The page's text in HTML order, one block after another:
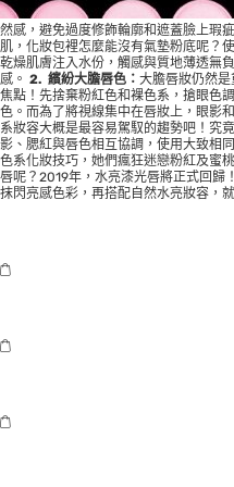
然感，避免過度修飾輪廓和遮蓋臉上瑕
肌，化妝包裡怎麼能沒有氣墊粉底呢？
乾燥肌膚注入水份，觸感與質地薄透無
感。 2. 繽紛大膽唇色： 大膽唇妝仍然
焦點！先捨棄粉紅色和裸色系，搶眼色
色。而為了將視線集中在唇妝上，眼影
系妝容大概是最容易駕馭的趨勢吧！究
影、腮紅與唇色相互協調，使用大致相
色系化妝技巧，她們瘋狂迷戀粉紅及蜜
唇呢？2019年，水亮漆光唇將正式回歸
抹閃亮感色彩，再搭配自然水亮妝容，